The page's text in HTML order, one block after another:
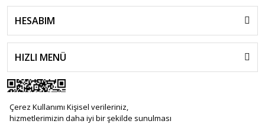
Çerez Kullanımı Kişisel verileriniz,
hizmetlerimizin daha iyi bir şekilde sunulması
HESABIM
HIZLI MENÜ